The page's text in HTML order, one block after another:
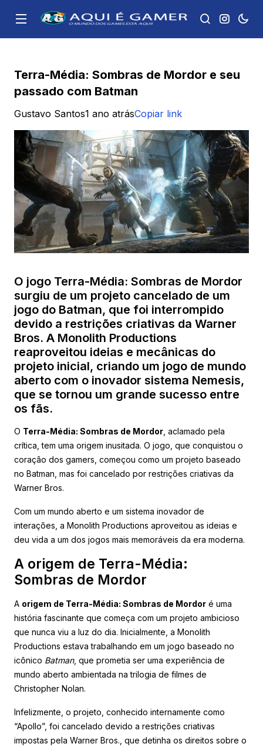
Terra-Média: Sombras de Mordor e seu
passado com Batman
Gustavo Santos1 ano atrásCopiar link
O jogo Terra-Média: Sombras de Mordor
surgiu de um projeto cancelado de um
jogo do Batman, que foi interrompido
devido a restrições criativas da Warner
Bros. A Monolith Productions
reaproveitou ideias e mecânicas do
projeto inicial, criando um jogo de mundo
aberto com o inovador sistema Nemesis,
que se tornou um grande sucesso entre
os fãs.
O Terra-Média: Sombras de Mordor , aclamado pela
crítica, tem uma origem inusitada. O jogo, que conquistou o
coração dos gamers, começou como um projeto baseado
no Batman, mas foi cancelado por restrições criativas da
Warner Bros.
Com um mundo aberto e um sistema inovador de
interações, a Monolith Productions aproveitou as ideias e
deu vida a um dos jogos mais memoráveis da era moderna.
A origem de Terra-Média:
Sombras de Mordor
A origem de Terra-Média: Sombras de Mordor é uma
história fascinante que começa com um projeto ambicioso
que nunca viu a luz do dia. Inicialmente, a Monolith
Productions estava trabalhando em um jogo baseado no
icônico Batman, que prometia ser uma experiência de
mundo aberto ambientada na trilogia de filmes de
Christopher Nolan.
Infelizmente, o projeto, conhecido internamente como
“Apollo”, foi cancelado devido a restrições criativas
impostas pela Warner Bros., que detinha os direitos sobre o